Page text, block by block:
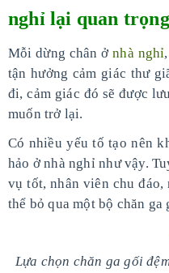
nghỉ lại quan
Mỗi dừng chân ởnhà nghỉ
tận hưởng cảm giác thư
đi, cảm giác đó sẽ được
muốn trở lại.
Có nhiều yếu tố tạo nên
hảo ở nhà nghỉ như vậy.
vụ tốt, nhân viên chu
thể bỏ qua một bộ chăn
Lựa chọn chăn ga gối